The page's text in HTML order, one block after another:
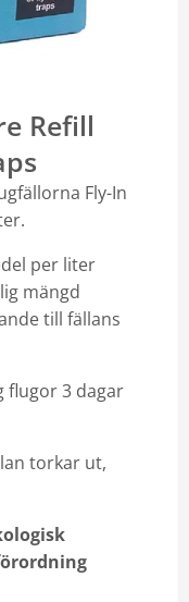
Refill
Fly-In
per liter
mängd
till fällans
flugor 3 dagar
torkar ut,